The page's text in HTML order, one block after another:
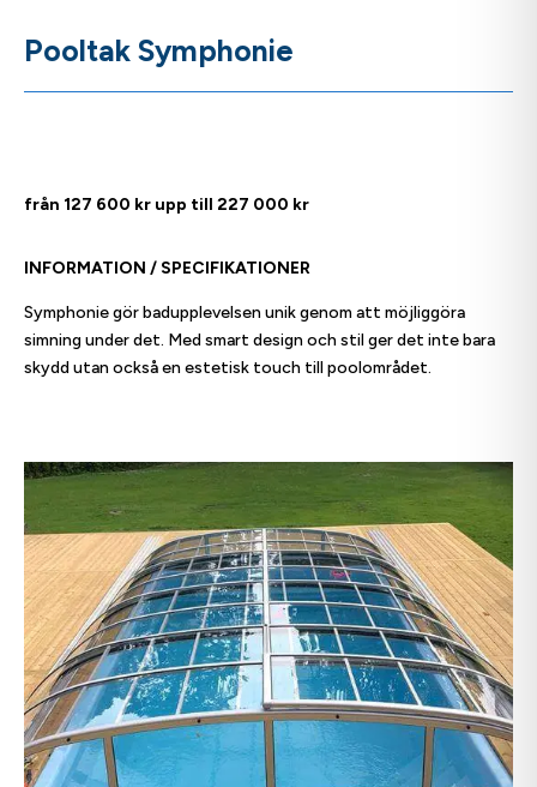
Pooltak Symphonie
från 127 600 kr upp till 227 000 kr
INFORMATION / SPECIFIKATIONER
Symphonie gör badupplevelsen unik genom att möjliggöra
simning under det. Med smart design och stil ger det inte bara
skydd utan också en estetisk touch till poolområdet.